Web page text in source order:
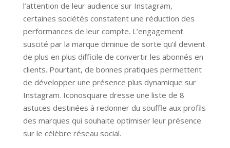
l’attention de leur audience sur Instagram,
certaines sociétés constatent une réduction des
performances de leur compte. L’engagement
suscité par la marque diminue de sorte qu’il devient
de plus en plus difficile de convertir les abonnés en
clients. Pourtant, de bonnes pratiques permettent
de développer une présence plus dynamique sur
Instagram. Iconosquare dresse une liste de 8
astuces destinées à redonner du souffle aux profils
des marques qui souhaite optimiser leur présence
sur le célèbre réseau social.